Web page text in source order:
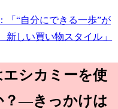
「“自分にできる一歩”が
新しい買い物スタイル」
シカミーを使
？―きっかけは